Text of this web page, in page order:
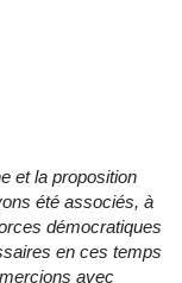
et la proposition
été associés, à
démocratiques
en ces temps
avec